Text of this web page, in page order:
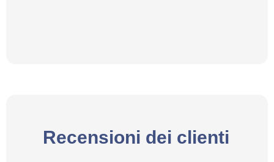
Recensioni dei clienti